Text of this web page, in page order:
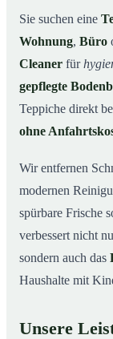
03Warum Mr.
04
05Jetzt
Qualität,
Sie suchen eine
Wohnung, Büro
Cleaner für
gepflegte
Teppiche direkt
ohne
Wir entfernen
modernen
spürbare Frische
verbessert nicht
sondern auch das
Haushalte mit
Unsere